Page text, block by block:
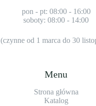
pon - pt: 08:00 - 16:00
soboty: 08:00 - 14:00
(czynne od 1 marca do 30
Menu
Strona główna
Katalog